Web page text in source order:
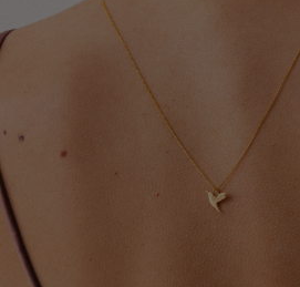
Irlandii Północnej mogą
celne, podatki lub opłaty importowe
lokalne organy celne. Ewentualne
ponosi odbiorca przesyłki.
Aby odświeżyć biżuterię i
przecieraj ją miękką ściereczką
pozłocenie jest naturalną powłoką
czasem może ulegać ścieraniu.
zależy między innymi od sposobu
częstotliwości noszenia oraz
skóry.
Po upływie okresu gwarancji
dokładamy wszelkich starań, aby